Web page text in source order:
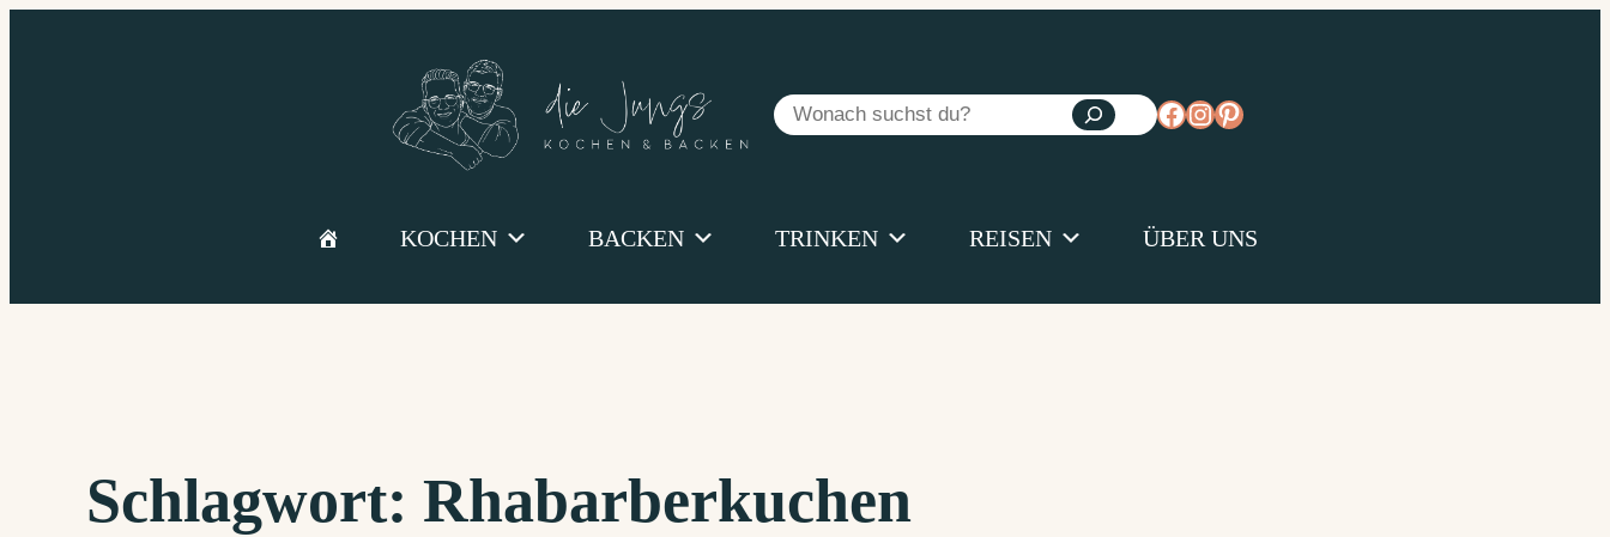
Suchen
https://www.facebook.com/
https://www.instagram.com/
https://www.pinterest.de/diejungs/
KOCHEN BACKEN TRINKEN REISEN ÜBER UNS
Schlagwort: Rhabarberkuchen